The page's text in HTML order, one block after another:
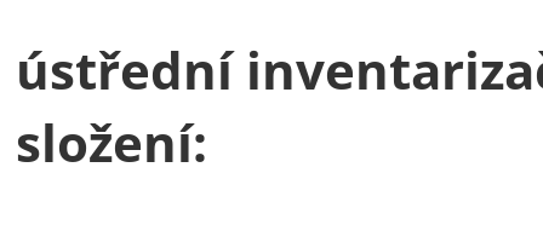
ústřední
složení: